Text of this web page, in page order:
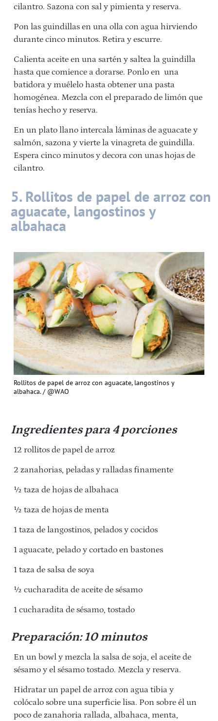
cilantro. Sazona con sal y pimienta y reserva.
Pon las guindillas en una olla con agua hirviendo
durante cinco minutos. Retira y escurre.
Calienta aceite en una sartén y saltea la guindilla
hasta que comience a dorarse. Ponlo en una
batidora y muélelo hasta obtener una pasta
homogénea. Mezcla con el preparado de limón que
tenías hecho y reserva.
En un plato llano intercala láminas de aguacate y
salmón, sazona y vierte la vinagreta de guindilla.
Espera cinco minutos y decora con unas hojas de
cilantro.
5. Rollitos de papel de arroz con
aguacate, langostinos y
albahaca
Rollitos de papel de arroz con aguacate, langostinos y
albahaca. / @WAO
Ingredientes para 4 porciones
12 rollitos de papel de arroz
2 zanahorias, peladas y ralladas finamente
½ taza de hojas de albahaca
½ taza de hojas de menta
1 taza de langostinos, pelados y cocidos
1 aguacate, pelado y cortado en bastones
1 taza de salsa de soya
½ cucharadita de aceite de sésamo
1 cucharadita de sésamo, tostado
Preparación: 10 minutos
En un bowl y mezcla la salsa de soja, el aceite de
sésamo y el sésamo tostado. Mezcla y reserva.
Hidratar un papel de arroz con agua tibia y
colócalo sobre una superficie lisa. Pon sobre él un
poco de zanahoria rallada, albahaca, menta,